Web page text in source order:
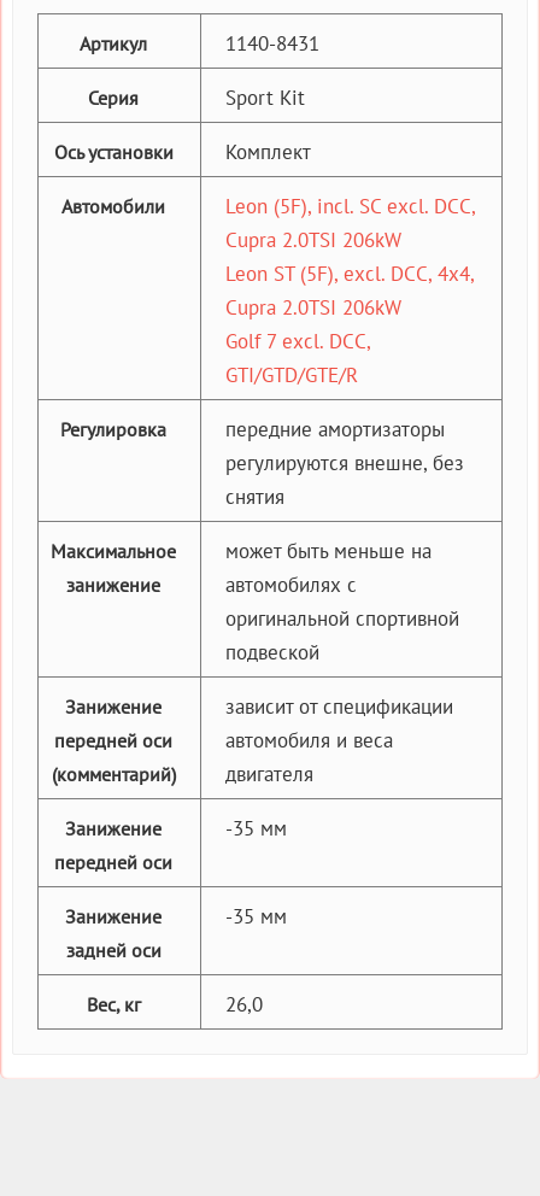
Артикул 1140-8431
Серия Sport Kit
Ось установки Комплект
Автомобили
Leon (5F), incl. SC excl. DCC,
Cupra 2.0TSI 206kW
Leon ST (5F), excl. DCC, 4x4,
Cupra 2.0TSI 206kW
Golf 7 excl. DCC,
GTI/GTD/GTE/R
Регулировка
передние амортизаторы
регулируются внешне, без
снятия
Максимальное
занижение
может быть меньше на
автомобилях с
оригинальной спортивной
подвеской
Занижение
передней оси
(комментарий)
зависит от спецификации
автомобиля и веса
двигателя
Занижение
передней оси
-35 мм
Занижение
задней оси
-35 мм
Вес, кг 26,0